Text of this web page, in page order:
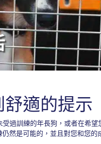
適的提示
過訓練的年長狗，或者在希
然是可能的，並且對您和您的